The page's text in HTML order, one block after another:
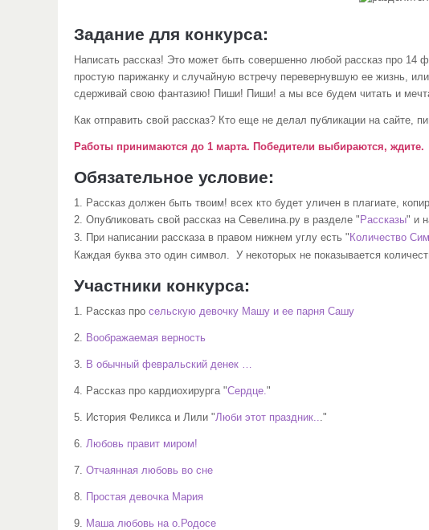
Задание для конкурса:
Написать рассказ! Это может быть совершенно любой рассказ про
простую парижанку и случайную встречу перевернувшую ее жизнь,
сдерживай свою фантазию! Пиши! Пиши! а мы все будем читать и
Как отправить свой рассказ? Кто еще не делал публикации на сайте,
Работы принимаются до 1 марта. Победители выбираются, ждите.
Обязательное условие:
1. Рассказ должен быть твоим! всех кто будет уличен в плагиате,
2. Опубликовать свой рассказ на Севелина.ру в разделе " Рассказы" и
3. При написании рассказа в правом нижнем углу есть " Количество
Каждая буква это один символ. У некоторых не показывается
Участники конкурса:
1. Рассказ про сельскую девочку Машу и ее парня Сашу
2. Воображаемая верность
3. В обычный февральский денек …
4. Рассказ про кардиохирурга "Сердце."
5. История Феликса и Лили "Люби этот праздник..."
6. Любовь правит миром!
7. Отчаянная любовь во сне
8. Простая девочка Мария
9. Маша любовь на о.Родосе